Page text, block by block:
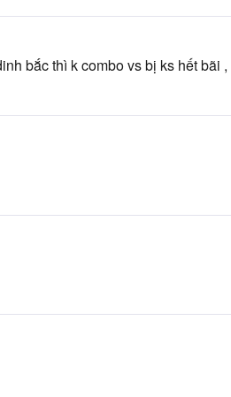
bắc thì k combo vs bị ks hết bãi